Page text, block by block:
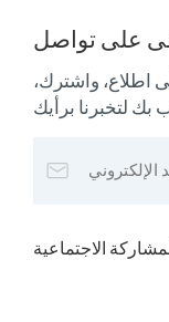
اطلاع، واشترك،